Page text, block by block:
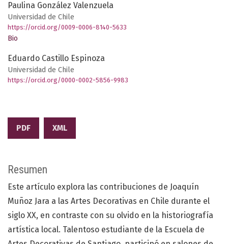
Paulina González Valenzuela
Universidad de Chile
https://orcid.org/0009-0006-8140-5633
Bio
Eduardo Castillo Espinoza
Universidad de Chile
https://orcid.org/0000-0002-5856-9983
PDF XML
Resumen
Este artículo explora las contribuciones de Joaquín
Muñoz Jara a las Artes Decorativas en Chile durante el
siglo XX, en contraste con su olvido en la historiografía
artística local. Talentoso estudiante de la Escuela de